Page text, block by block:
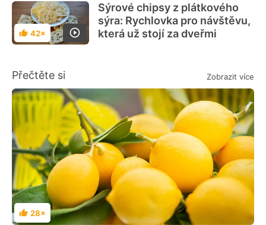
Hodnocení
42×
Sýrové chipsy z plátkového
sýra: Rychlovka pro návštěvu,
která už stojí za dveřmi
Přečtěte si Zobrazit více
Hodnocení
28×